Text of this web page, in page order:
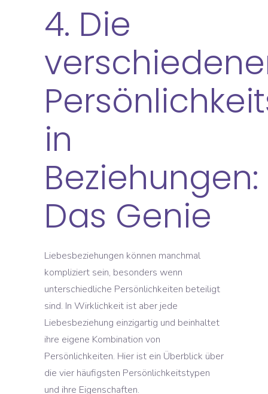
4. Die
in
Beziehungen:
Das Genie
Liebesbeziehungen können manchmal
kompliziert sein, besonders wenn
unterschiedliche Persönlichkeiten beteiligt
sind. In Wirklichkeit ist aber jede
Liebesbeziehung einzigartig und beinhaltet
ihre eigene Kombination von
Persönlichkeiten. Hier ist ein Überblick über
die vier häufigsten Persönlichkeitstypen
und ihre Eigenschaften.